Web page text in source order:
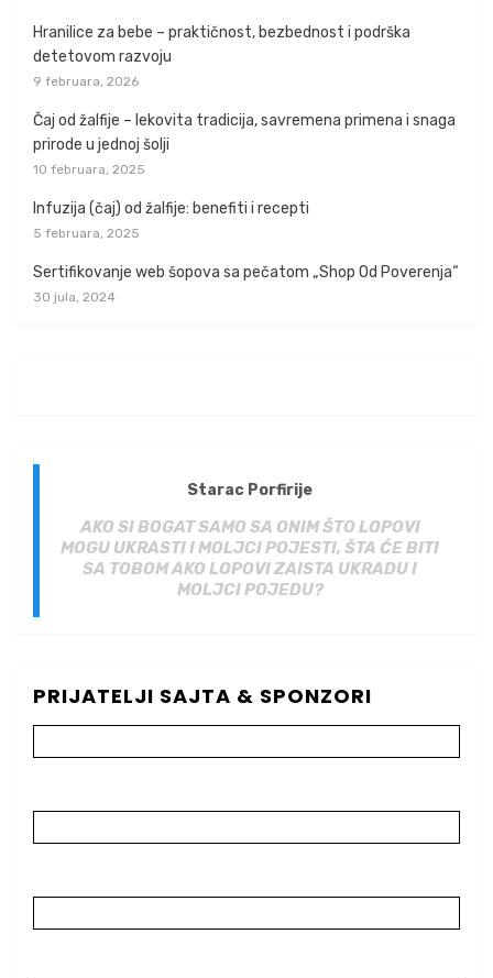
Hranilice za bebe – praktičnost, bezbednost i podrška
detetovom razvoju
9 februara, 2026
Čaj od žalfije – lekovita tradicija, savremena primena i snaga
prirode u jednoj šolji
10 februara, 2025
Infuzija (čaj) od žalfije: benefiti i recepti
5 februara, 2025
Sertifikovanje web šopova sa pečatom „Shop Od Poverenja“
30 jula, 2024
Starac Porfirije
AKO SI BOGAT SAMO SA ONIM ŠTO LOPOVI
MOGU UKRASTI I MOLJCI POJESTI, ŠTA ĆE BITI
SA TOBOM AKO LOPOVI ZAISTA UKRADU I
MOLJCI POJEDU?
PRIJATELJI SAJTA & SPONZORI